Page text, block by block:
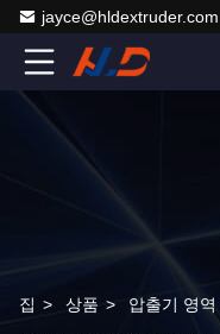
jayce@hldextruder.com
집 > 상품 > 압출기 영역